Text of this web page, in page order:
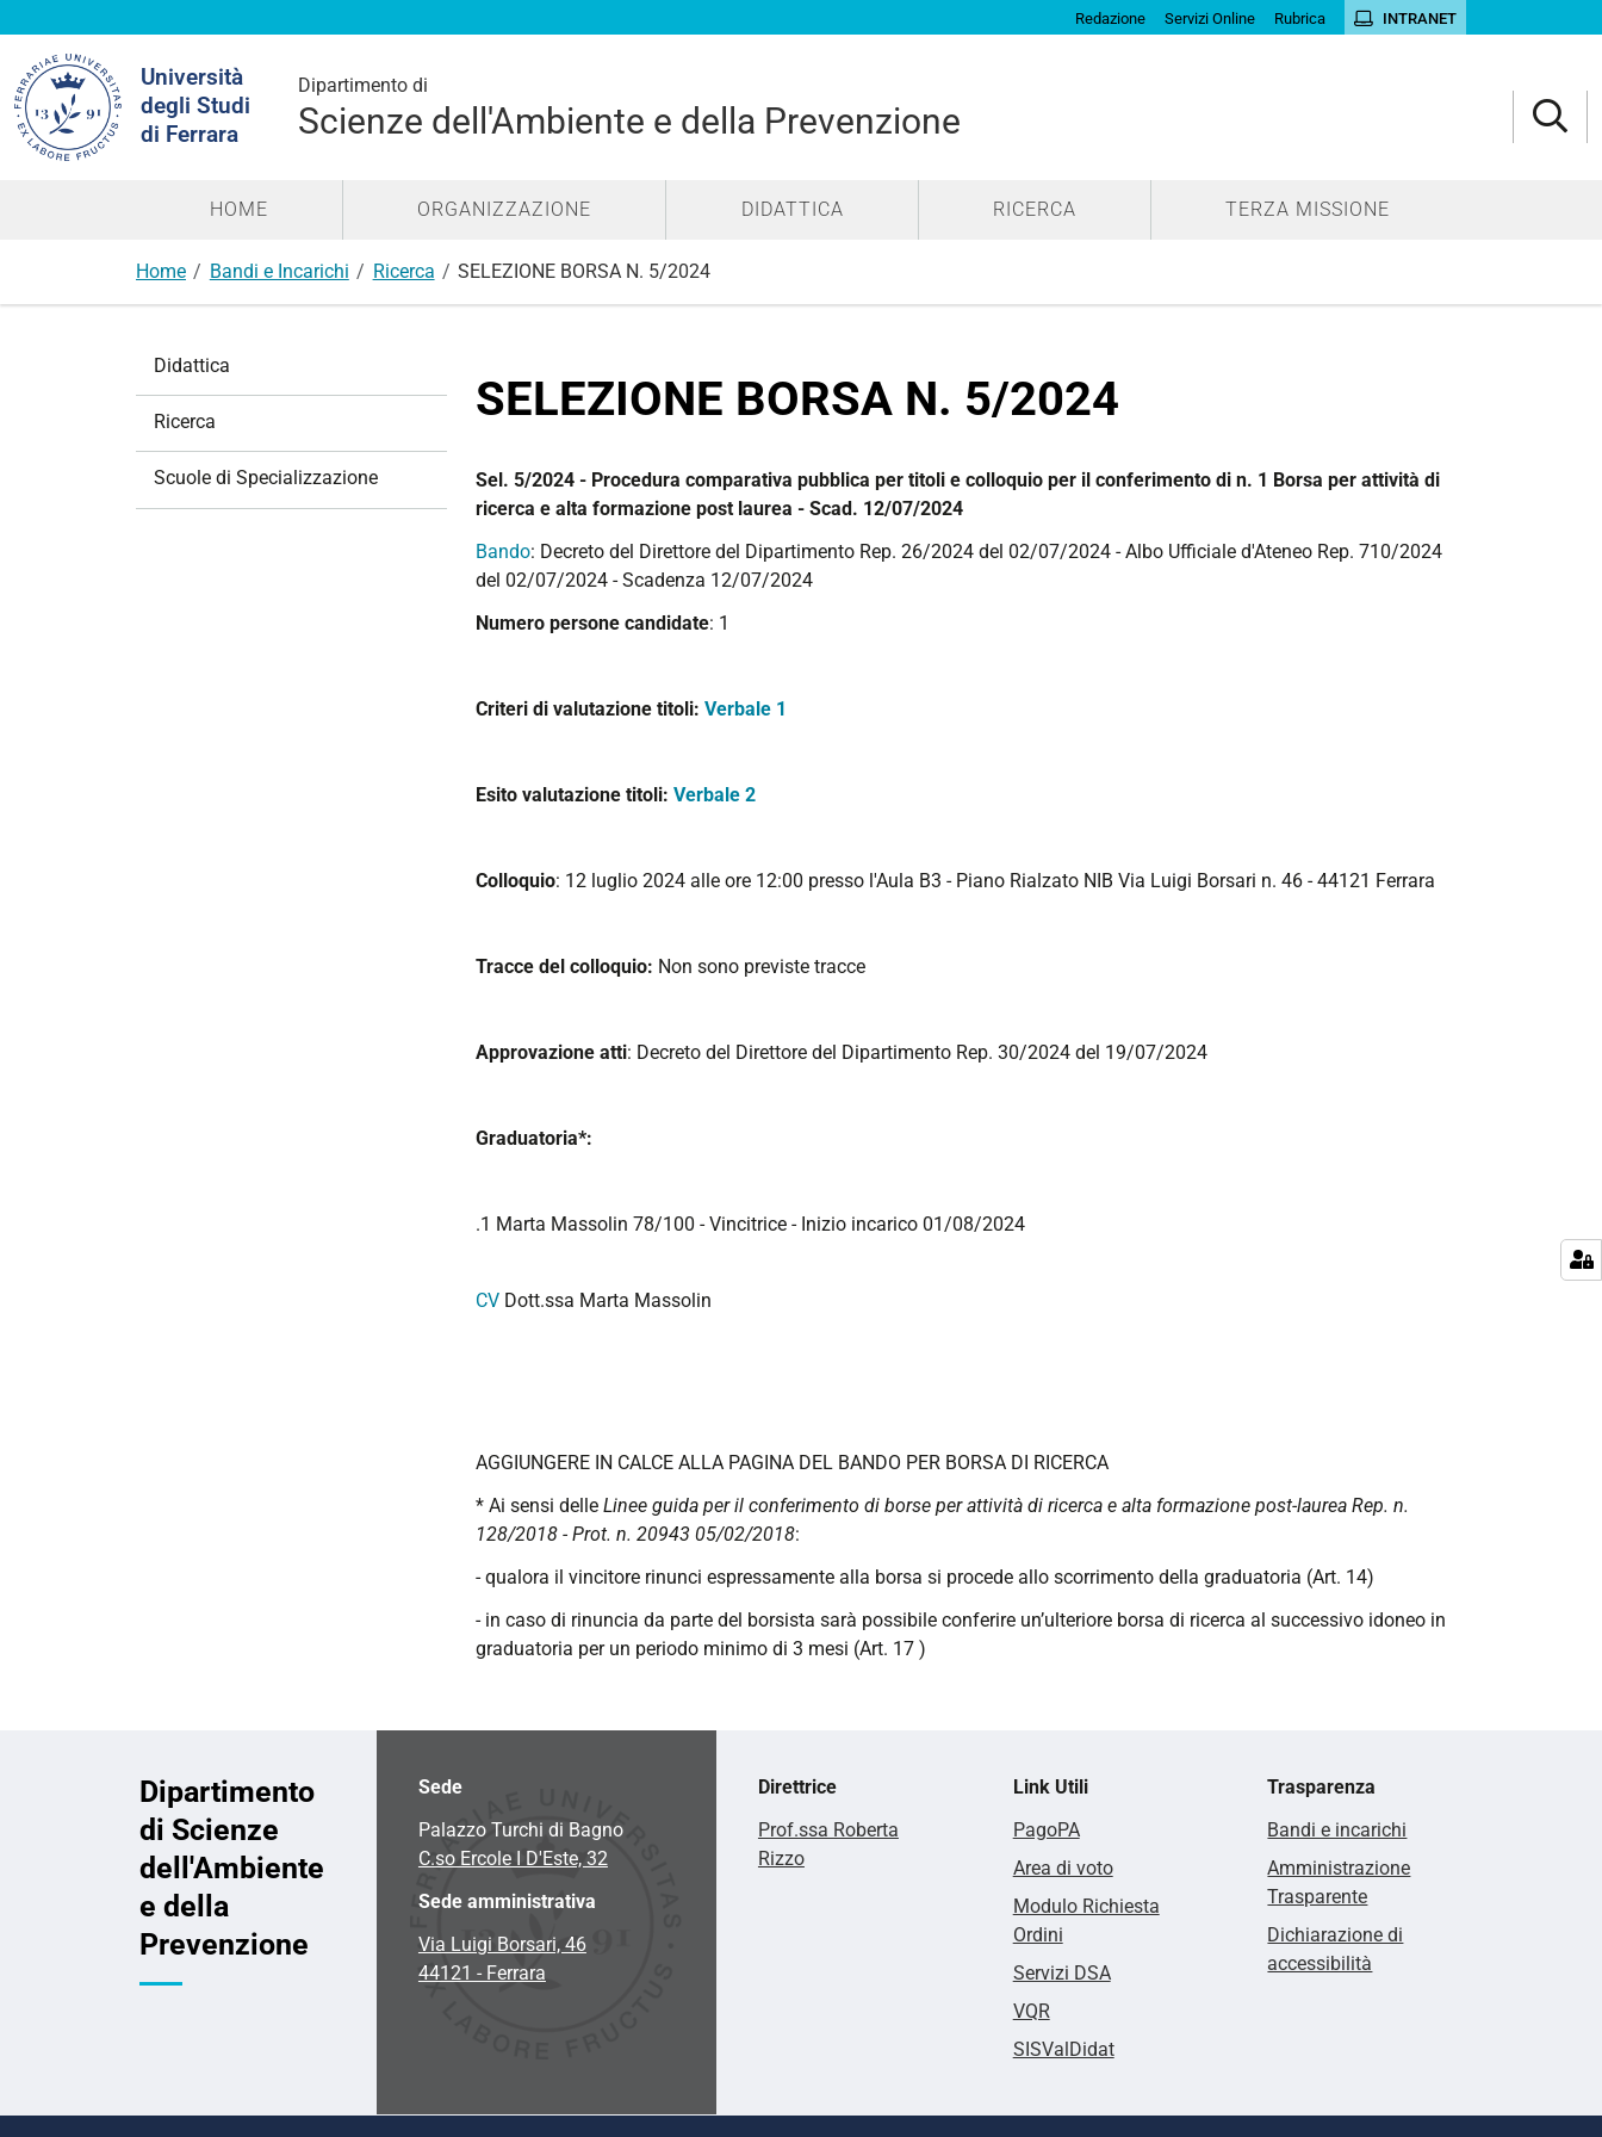
Redazione Servizi Online Rubrica INTRANET
Università
degli Studi
di Ferrara
Dipartimento di
Scienze dell'Ambiente e della Prevenzione
nel
sito
HOME ORGANIZZAZIONE DIDATTICA RICERCA TERZA MISSIONE
Home Bandi e Incarichi Ricerca SELEZIONE BORSA N. 5/2024
SELEZIONE BORSA N. 5/2024
Sel. 5/2024 - Procedura comparativa pubblica per titoli e colloquio per il conferimento di n. 1 Borsa per attività di
ricerca e alta formazione post laurea - Scad. 12/07/2024
Bando: Decreto del Direttore del Dipartimento Rep. 26/2024 del 02/07/2024 - Albo Ufficiale d'Ateneo Rep. 710/2024
del 02/07/2024 - Scadenza 12/07/2024
Numero persone candidate: 1
Criteri di valutazione titoli: Verbale 1
Esito valutazione titoli: Verbale 2
Colloquio: 12 luglio 2024 alle ore 12:00 presso l'Aula B3 - Piano Rialzato NIB Via Luigi Borsari n. 46 - 44121 Ferrara
Tracce del colloquio: Non sono previste tracce
Approvazione atti: Decreto del Direttore del Dipartimento Rep. 30/2024 del 19/07/2024
Graduatoria*:
.1 Marta Massolin 78/100 - Vincitrice - Inizio incarico 01/08/2024
CV Dott.ssa Marta Massolin
AGGIUNGERE IN CALCE ALLA PAGINA DEL BANDO PER BORSA DI RICERCA
* Ai sensi delle Linee guida per il conferimento di borse per attività di ricerca e alta formazione post-laurea Rep. n.
128/2018 - Prot. n. 20943 05/02/2018:
- qualora il vincitore rinunci espressamente alla borsa si procede allo scorrimento della graduatoria (Art. 14)
- in caso di rinuncia da parte del borsista sarà possibile conferire un’ulteriore borsa di ricerca al successivo idoneo in
graduatoria per un periodo minimo di 3 mesi (Art. 17 )
Didattica
Ricerca
Scuole di Specializzazione
Dipartimento
di Scienze
dell'Ambiente
e della
Prevenzione
Sede
Palazzo Turchi di Bagno
C.so Ercole I D'Este, 32
Sede amministrativa
Via Luigi Borsari, 46
44121 - Ferrara
Direttrice
Prof.ssa Roberta
Rizzo
Link Utili
PagoPA
Area di voto
Modulo Richiesta
Ordini
Servizi DSA
VQR
SISValDidat
Trasparenza
Bandi e incarichi
Amministrazione
Trasparente
Dichiarazione di
accessibilità